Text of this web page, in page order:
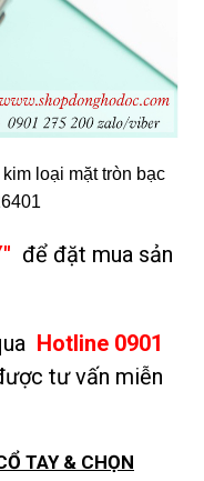
loại mặt tròn bạc
để đặt mua sản
Hotline 0901
tư vấn miễn
TAY & CHỌN